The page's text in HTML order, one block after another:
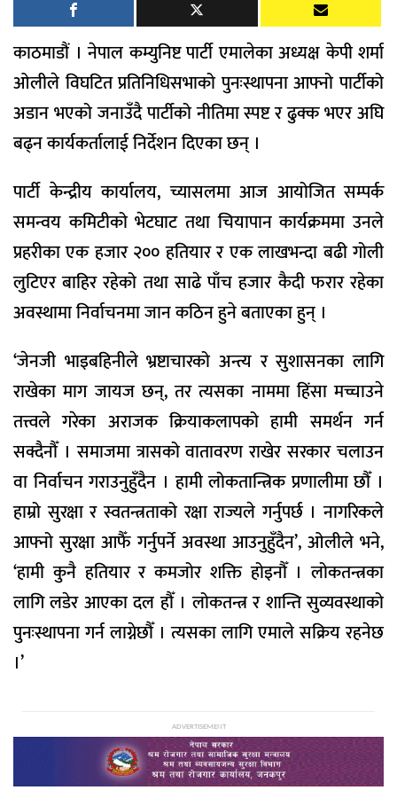
काठमाडौं । नेपाल कम्युनिष्ट पार्टी एमालेका अध्यक्ष केपी शर्मा
ओलीले विघटित प्रतिनिधिसभाको पुनःस्थापना आफ्नो पार्टीको
अडान भएको जनाउँदै पार्टीको नीतिमा स्पष्ट र ढुक्क भएर अघि
बढ्न कार्यकर्तालाई निर्देशन दिएका छन् ।
पार्टी केन्द्रीय कार्यालय, च्यासलमा आज आयोजित सम्पर्क
समन्वय कमिटीको भेटघाट तथा चियापान कार्यक्रममा उनले
प्रहरीका एक हजार २०० हतियार र एक लाखभन्दा बढी गोली
लुटिएर बाहिर रहेको तथा साढे पाँच हजार कैदी फरार रहेका
अवस्थामा निर्वाचनमा जान कठिन हुने बताएका हुन् ।
‘जेनजी भाइबहिनीले भ्रष्टाचारको अन्त्य र सुशासनका लागि
राखेका माग जायज छन्, तर त्यसका नाममा हिंसा मच्चाउने
तत्त्वले गरेका अराजक क्रियाकलापको हामी समर्थन गर्न
सक्दैनौँ । समाजमा त्रासको वातावरण राखेर सरकार चलाउन
वा निर्वाचन गराउनुहुँदैन । हामी लोकतान्त्रिक प्रणालीमा छौँ ।
हाम्रो सुरक्षा र स्वतन्त्रताको रक्षा राज्यले गर्नुपर्छ । नागरिकले
आफ्नो सुरक्षा आफैँ गर्नुपर्ने अवस्था आउनुहुँदैन’, ओलीले भने,
‘हामी कुनै हतियार र कमजोर शक्ति होइनौँ । लोकतन्त्रका
लागि लडेर आएका दल हौँ । लोकतन्त्र र शान्ति सुव्यवस्थाको
पुनःस्थापना गर्न लाग्नेछौँ । त्यसका लागि एमाले सक्रिय रहनेछ
।’
ADVERTISEMENT